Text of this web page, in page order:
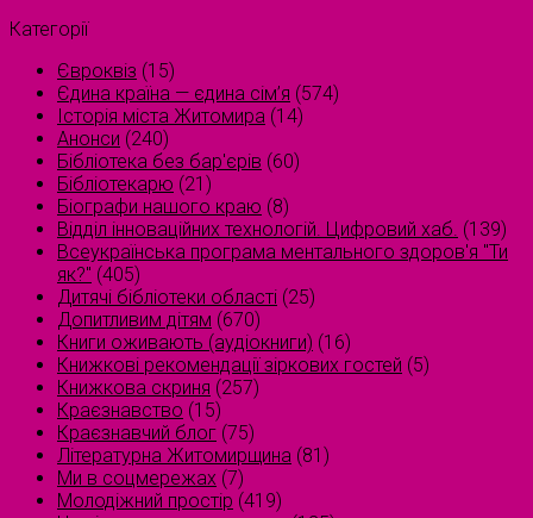
Категорії
Євроквіз (15)
Єдина країна — єдина сім’я (574)
Історія міста Житомира (14)
Анонси (240)
Бібліотека без бар'єрів (60)
Бібліотекарю (21)
Біографи нашого краю (8)
Відділ інноваційних технологій. Цифровий хаб. (139)
Всеукраїнська програма ментального здоров'я "Ти
як?" (405)
Дитячі бібліотеки області (25)
Допитливим дітям (670)
Книги оживають (аудіокниги) (16)
Книжкові рекомендації зіркових гостей (5)
Книжкова скриня (257)
Краєзнавство (15)
Краєзнавчий блог (75)
Літературна Житомирщина (81)
Ми в соцмережах (7)
Молодіжний простір (419)